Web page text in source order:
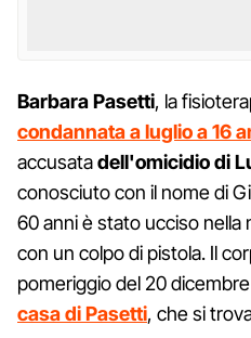
Barbara Pasetti, la
condannata a luglio a 16
accusatadell'omicidio di
conosciuto con il nome di
60 anni è stato ucciso
con un colpo di pistola. Il
pomeriggio del 20 dicembre
casa di Pasetti, che si